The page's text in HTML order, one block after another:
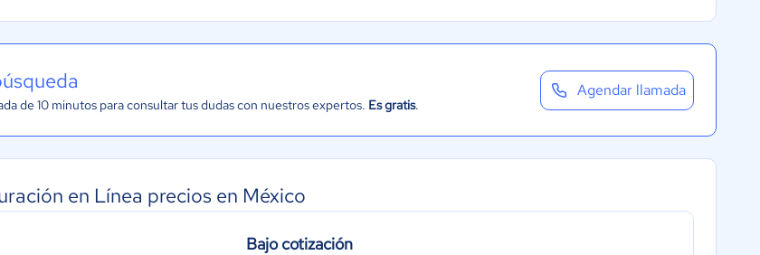
de 10 minutos para consultar tus dudas con nuestros expertos. Es gratis.
Agendar llamada
en Línea precios en México
Bajo cotización